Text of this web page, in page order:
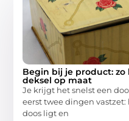
Begin bij je product: zo
deksel op maat
Je krijgt het snelst een
eerst twee dingen
doos ligt en